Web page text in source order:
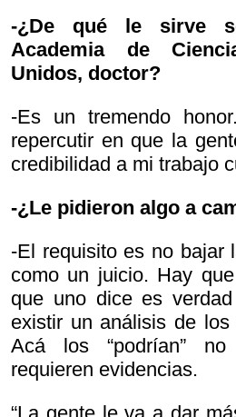
-¿De qué le sirve
Academia de
Unidos, doctor?
-Es un tremendo
repercutir en que la
credibilidad a mi trabajo
-¿Le pidieron algo a
-El requisito es no bajar
como un juicio. Hay
que uno dice es
existir un análisis de
Acá los “podrían”
requieren evidencias.